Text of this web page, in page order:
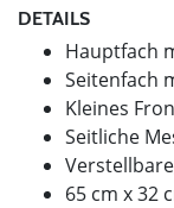
DETAILS
Hauptfach
Seitenfach
Kleines
Seitliche
65 cm x 32